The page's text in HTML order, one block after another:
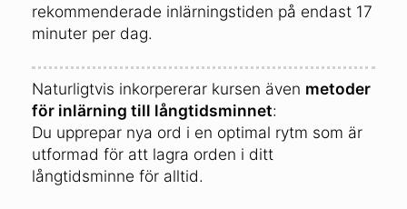
rekommenderade inlärningstiden på endast 17
minuter per dag.
Naturligtvis inkorpererar kursen även metoder
för inlärning till långtidsminnet:
Du upprepar nya ord i en optimal rytm som är
utformad för att lagra orden i ditt
långtidsminne för alltid.